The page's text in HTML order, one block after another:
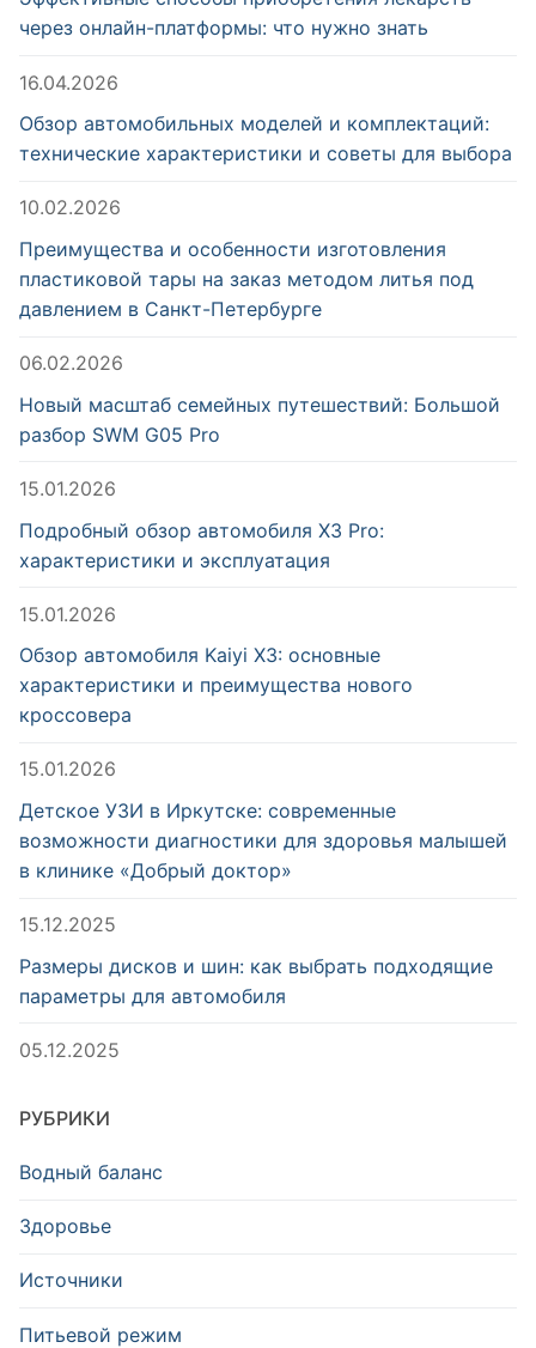
через онлайн-платформы: что нужно знать
16.04.2026
Обзор автомобильных моделей и комплектаций:
технические характеристики и советы для выбора
10.02.2026
Преимущества и особенности изготовления
пластиковой тары на заказ методом литья под
давлением в Санкт-Петербурге
06.02.2026
Новый масштаб семейных путешествий: Большой
разбор SWM G05 Pro
15.01.2026
Подробный обзор автомобиля X3 Pro:
характеристики и эксплуатация
15.01.2026
Обзор автомобиля Kaiyi X3: основные
характеристики и преимущества нового
кроссовера
15.01.2026
Детское УЗИ в Иркутске: современные
возможности диагностики для здоровья малышей
в клинике «Добрый доктор»
15.12.2025
Размеры дисков и шин: как выбрать подходящие
параметры для автомобиля
05.12.2025
РУБРИКИ
Водный баланс
Здоровье
Источники
Питьевой режим